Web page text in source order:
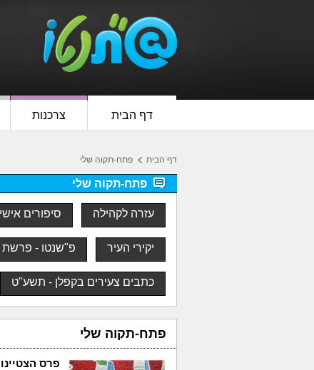
דף הבית צרכנות
דף הבית פתח-תקוה שלי
פתח-תקוה שלי
עזרה לקהילה סיפורים
יקירי העיר פ"שנטו -
כתבים צעירים בקפלן - תשע"ט
פתח-תקוה שלי
פרס